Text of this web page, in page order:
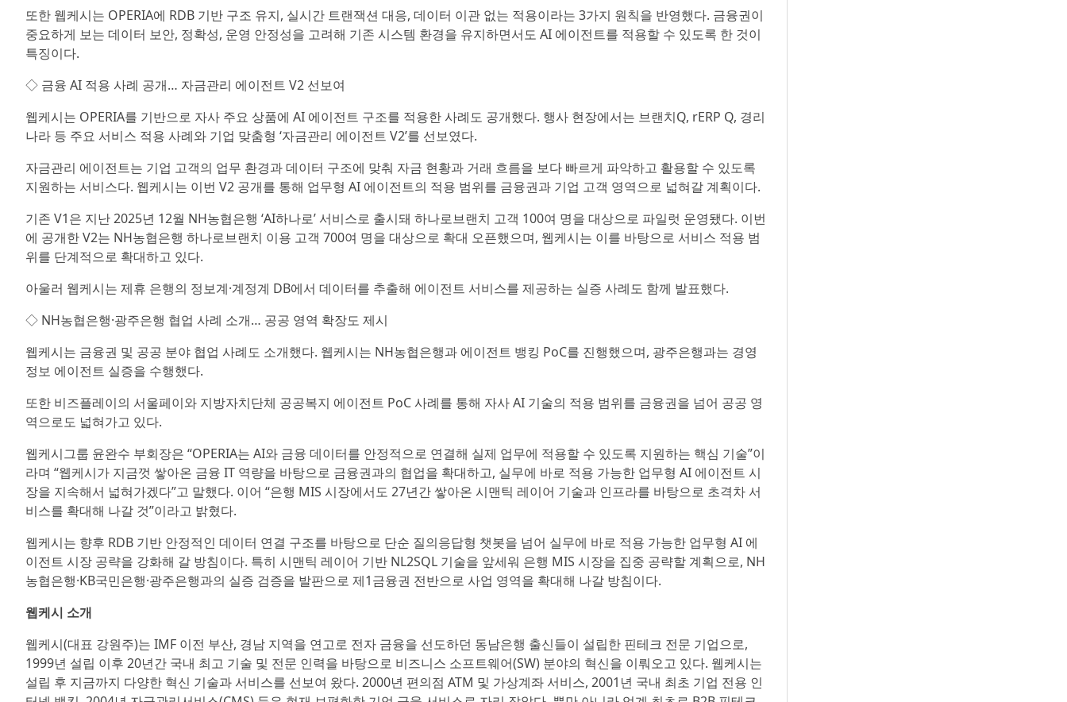
또한 웹케시는 OPERIA에 RDB 기반 구조 유지, 실시간 트랜잭션 대응, 데이터 이관 없는 적용이라는 3가지 원칙을 반영했다. 금융권이
중요하게 보는 데이터 보안, 정확성, 운영 안정성을 고려해 기존 시스템 환경을 유지하면서도 AI 에이전트를 적용할 수 있도록 한 것이
특징이다.
◇ 금융 AI 적용 사례 공개… 자금관리 에이전트 V2 선보여
웹케시는 OPERIA를 기반으로 자사 주요 상품에 AI 에이전트 구조를 적용한 사례도 공개했다. 행사 현장에서는 브랜치Q, rERP Q, 경리
나라 등 주요 서비스 적용 사례와 기업 맞춤형 ‘자금관리 에이전트 V2’를 선보였다.
자금관리 에이전트는 기업 고객의 업무 환경과 데이터 구조에 맞춰 자금 현황과 거래 흐름을 보다 빠르게 파악하고 활용할 수 있도록
지원하는 서비스다. 웹케시는 이번 V2 공개를 통해 업무형 AI 에이전트의 적용 범위를 금융권과 기업 고객 영역으로 넓혀갈 계획이다.
기존 V1은 지난 2025년 12월 NH농협은행 ‘AI하나로’ 서비스로 출시돼 하나로브랜치 고객 100여 명을 대상으로 파일럿 운영됐다. 이번
에 공개한 V2는 NH농협은행 하나로브랜치 이용 고객 700여 명을 대상으로 확대 오픈했으며, 웹케시는 이를 바탕으로 서비스 적용 범
위를 단계적으로 확대하고 있다.
아울러 웹케시는 제휴 은행의 정보계·계정계 DB에서 데이터를 추출해 에이전트 서비스를 제공하는 실증 사례도 함께 발표했다.
◇ NH농협은행·광주은행 협업 사례 소개… 공공 영역 확장도 제시
웹케시는 금융권 및 공공 분야 협업 사례도 소개했다. 웹케시는 NH농협은행과 에이전트 뱅킹 PoC를 진행했으며, 광주은행과는 경영
정보 에이전트 실증을 수행했다.
또한 비즈플레이의 서울페이와 지방자치단체 공공복지 에이전트 PoC 사례를 통해 자사 AI 기술의 적용 범위를 금융권을 넘어 공공 영
역으로도 넓혀가고 있다.
웹케시그룹 윤완수 부회장은 “OPERIA는 AI와 금융 데이터를 안정적으로 연결해 실제 업무에 적용할 수 있도록 지원하는 핵심 기술”이
라며 “웹케시가 지금껏 쌓아온 금융 IT 역량을 바탕으로 금융권과의 협업을 확대하고, 실무에 바로 적용 가능한 업무형 AI 에이전트 시
장을 지속해서 넓혀가겠다”고 말했다. 이어 “은행 MIS 시장에서도 27년간 쌓아온 시맨틱 레이어 기술과 인프라를 바탕으로 초격차 서
비스를 확대해 나갈 것”이라고 밝혔다.
웹케시는 향후 RDB 기반 안정적인 데이터 연결 구조를 바탕으로 단순 질의응답형 챗봇을 넘어 실무에 바로 적용 가능한 업무형 AI 에
이전트 시장 공략을 강화해 갈 방침이다. 특히 시맨틱 레이어 기반 NL2SQL 기술을 앞세워 은행 MIS 시장을 집중 공략할 계획으로, NH
농협은행·KB국민은행·광주은행과의 실증 검증을 발판으로 제1금융권 전반으로 사업 영역을 확대해 나갈 방침이다.
웹케시 소개
웹케시(대표 강원주)는 IMF 이전 부산, 경남 지역을 연고로 전자 금융을 선도하던 동남은행 출신들이 설립한 핀테크 전문 기업으로,
1999년 설립 이후 20년간 국내 최고 기술 및 전문 인력을 바탕으로 비즈니스 소프트웨어(SW) 분야의 혁신을 이뤄오고 있다. 웹케시는
설립 후 지금까지 다양한 혁신 기술과 서비스를 선보여 왔다. 2000년 편의점 ATM 및 가상계좌 서비스, 2001년 국내 최초 기업 전용 인